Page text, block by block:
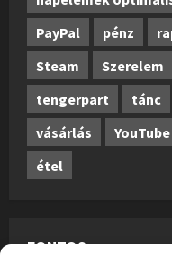
PayPal
pénz
Steam
Szerelem
tengerpart
tánc
vásárlás
YouTube
étel
FONTOS